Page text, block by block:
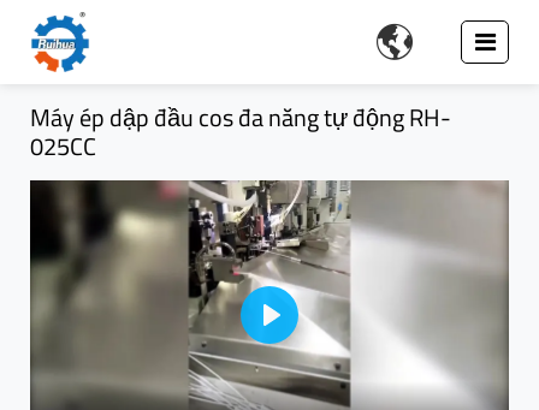

Máy ép dập đầu cos đa năng tự động RH-
025CC
Play